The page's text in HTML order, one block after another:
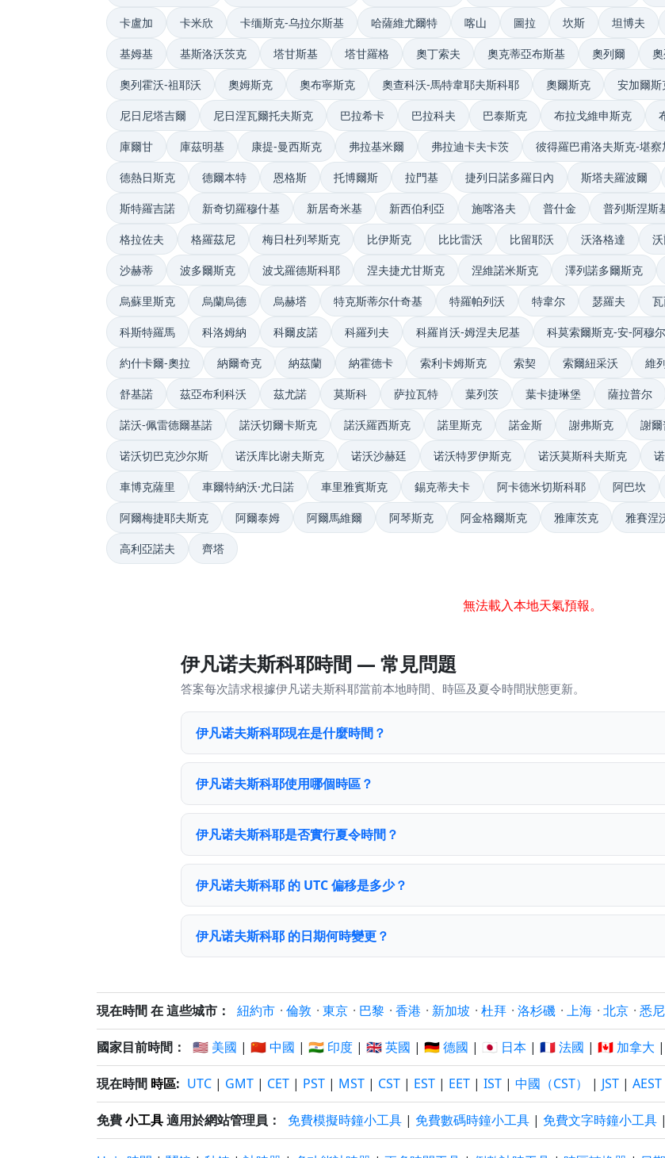
卡盧加 卡米欣 卡缅斯克-乌拉尔斯基 哈薩維尤爾特 喀山 圖拉 坎斯 坦博夫
基姆基 基斯洛沃茨克 塔甘斯基 塔甘羅格 奧丁索夫 奧克蒂亞布斯基 奧列爾
奧列霍沃-祖耶沃 奧姆斯克 奧布寧斯克 奧查科沃-馬特韋耶夫斯科耶 奧爾斯克 安加爾斯
尼日尼塔吉爾 尼日涅瓦爾托夫斯克 巴拉希卡 巴拉科夫 巴泰斯克 布拉戈維申斯克
庫爾甘 庫茲明基 康提-曼西斯克 弗拉基米爾 弗拉迪卡夫卡茨 彼得羅巴甫洛夫斯克-堪察
德熱日斯克 德爾本特 恩格斯 托博爾斯 拉門基 捷列日諾多羅日內 斯塔夫羅波爾
斯特羅吉諾 新奇切羅穆什基 新居奇米基 新西伯利亞 施喀洛夫 普什金 普列斯涅斯
格拉佐夫 格羅茲尼 梅日杜列琴斯克 比伊斯克 比比雷沃 比留耶沃 沃洛格達
沙赫蒂 波多爾斯克 波戈羅德斯科耶 涅夫捷尤甘斯克 涅維諾米斯克 澤列諾多爾斯克
烏蘇里斯克 烏蘭烏德 烏赫塔 特克斯蒂尔什奇基 特羅帕列沃 特韋尔 瑟羅夫
科斯特羅馬 科洛姆納 科爾皮諾 科羅列夫 科羅肖沃-姆涅夫尼基 科莫索爾斯克-安-阿穆尔
約什卡爾-奧拉 納爾奇克 納茲蘭 納霍德卡 索利卡姆斯克 索契 索爾紐采沃 維
舒基諾 茲亞布利科沃 茲尤諾 莫斯科 萨拉瓦特 葉列茨 葉卡捷琳堡 薩拉普尔
諾沃-佩雷德爾基諾 諾沃切爾卡斯克 諾沃羅西斯克 諾里斯克 諾金斯 謝弗斯克 謝
诺沃切巴克沙尔斯 诺沃库比谢夫斯克 诺沃沙赫廷 诺沃特罗伊斯克 诺沃莫斯科夫斯克
車博克薩里 車爾特納沃·尤日諾 車里雅賓斯克 錫克蒂夫卡 阿卡德米切斯科耶 阿巴坎
阿爾梅捷耶夫斯克 阿爾泰姆 阿爾馬維爾 阿琴斯克 阿金格爾斯克 雅庫茨克 雅賽涅
高利亞諾夫 齊塔
無法載入本地天氣預報。
伊凡诺夫斯科耶時間 — 常見問題
答案每次請求根據伊凡诺夫斯科耶當前本地時間、時區及夏令時間狀態更新。
伊凡诺夫斯科耶現在是什麼時間？
伊凡诺夫斯科耶使用哪個時區？
伊凡诺夫斯科耶是否實行夏令時間？
伊凡诺夫斯科耶 的 UTC 偏移是多少？
伊凡诺夫斯科耶 的日期何時變更？
現在時間 在 這些城市： 紐約市 · 倫敦 · 東京 · 巴黎 · 香港 · 新加坡 · 杜拜 · 洛杉磯 · 上海 · 北京 · 悉尼
國家目前時間： 🇺🇸 美國 | 🇨🇳 中國 | 🇮🇳 印度 | 🇬🇧 英國 | 🇩🇪 德國 | 🇯🇵 日本 | 🇫🇷 法國 | 🇨🇦 加拿大 |
現在時間 時區: UTC | GMT | CET | PST | MST | CST | EST | EET | IST | 中國（CST） | JST | AEST
免費小工具適用於網站管理員： 免費模擬時鐘小工具 | 免費數碼時鐘小工具 | 免費文字時鐘小工具 |